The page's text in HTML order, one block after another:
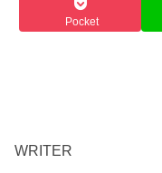
Pocket
WRITER